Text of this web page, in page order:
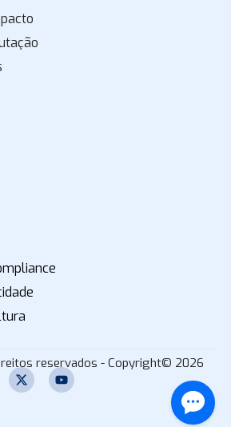
reservados - Copyright© 2026